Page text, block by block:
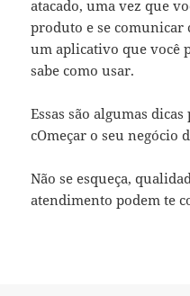
atacado, uma vez que
produto e se comunicar
um aplicativo que você
sabe como usar.
Essas são algumas
cOmeçar o seu negócio
Não se esqueça,
atendimento podem te